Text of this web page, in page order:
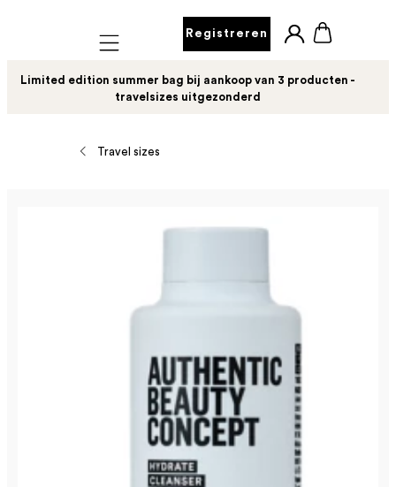
Mobile navigation
Registreren
Limited edition summer bag bij aankoop van 3 producten -
travelsizes uitgezonderd
Travel sizes